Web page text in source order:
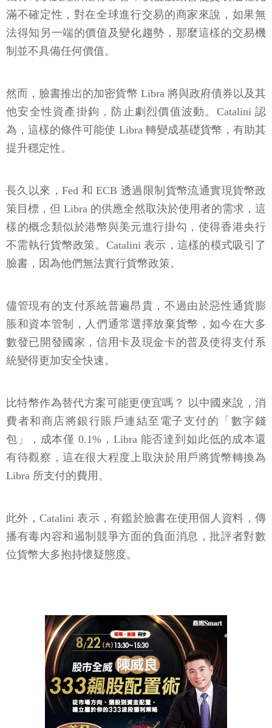
滿不確定性，對在全球進行交易的商家來說，如果無
法得知另一端的價值及變化趨勢，那麼這樣的交易機
制並不具備任何價值。
然而，臉書推出的加密貨幣 Libra 將與政府債券以及其
他安全性資產掛鉤，防止劇烈價值波動。Catalini 認
為，這樣的條件可能使 Libra 轉變成基礎貨幣，有助其
提升穩定性。
長久以來，Fed 和 ECB 透過限制貨幣流通實現貨幣政
策目標，但 Libra 的供應全然取決於使用者的需求，這
樣的概念類似於港幣與美元進行掛勾，使得香港央行
不需執行貨幣政策。Catalini 表示，這樣的模式吸引了
臉書，因為他們無法實行貨幣政策。
儘管現有的支付系統普遍昂貴，不過由於惡性通貨膨
脹和資本管制，人們通常選擇放棄貨幣，如今在大多
數發已開發國家，信用卡及現金卡的普及使得支付系
統變得更加安全快速。
比特幣作為替代方案可能更便宜嗎？ 以中國來說，消
費者和商店將銀行賬戶連結至電子支付的「數字錢
包」，成本僅 0.1%，Libra 能否達到如此低的成本還
有待觀察，這在很大程度上取決於用戶將貨幣轉換為
Libra 所支付的費用。
此外，Catalini 表示，有鑑於臉書在使用個人資料，傳
播有毒內容和遏制競爭方面的負面消息，批評者對數
位貨幣大多抱持懷疑態度。